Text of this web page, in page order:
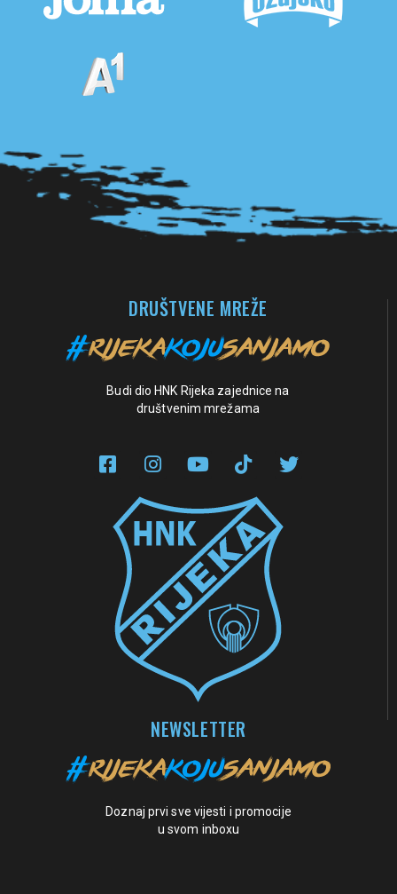
DRUŠTVENE MREŽE
Budi dio HNK Rijeka zajednice na
društvenim mrežama
NEWSLETTER
Doznaj prvi sve vijesti i promocije
u svom inboxu